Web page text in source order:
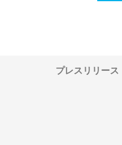
プレスリリース